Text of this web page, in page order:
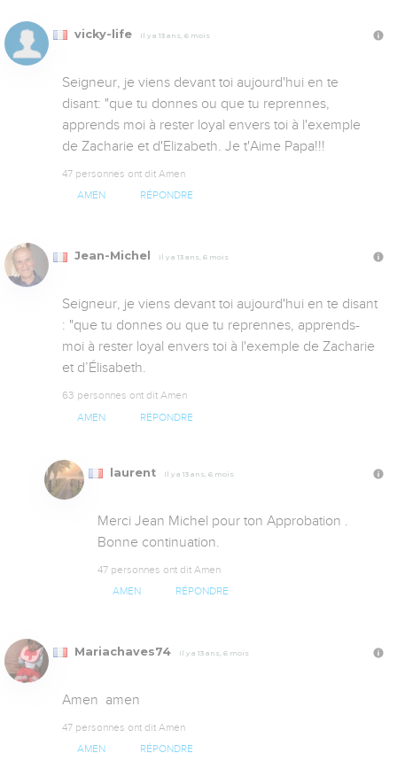
vicky-life Il y a 13 ans, 6 mois
Seigneur, je viens devant toi aujourd'hui en te
disant: "que tu donnes ou que tu reprennes,
apprends moi à rester loyal envers toi à l'exemple
de Zacharie et d'Elizabeth. Je t'Aime Papa!!!
47 personnes ont dit Amen
AMEN RÉPONDRE
Jean-Michel Il y a 13 ans, 6 mois
Seigneur, je viens devant toi aujourd'hui en te disant
: "que tu donnes ou que tu reprennes, apprends-
moi à rester loyal envers toi à l'exemple de Zacharie
et d’Élisabeth.
63 personnes ont dit Amen
AMEN RÉPONDRE
laurent Il y a 13 ans, 6 mois
Merci Jean Michel pour ton Approbation .
Bonne continuation.
47 personnes ont dit Amen
AMEN RÉPONDRE
Mariachaves74 Il y a 13 ans, 6 mois
Amen  amen
47 personnes ont dit Amen
AMEN RÉPONDRE